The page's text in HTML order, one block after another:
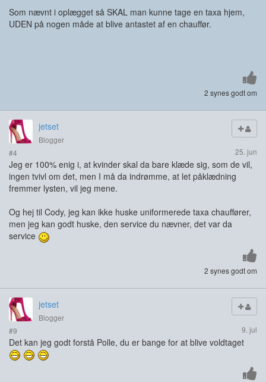
Som nævnt i oplægget så SKAL man kunne tage en taxa hjem,
UDEN på nogen måde at blive antastet af en chauffør.
2 synes godt om
jetset
Blogger
#4
25. jun
Jeg er 100% enig i, at kvinder skal da bare klæde sig, som de vil,
ingen tvivl om det, men I må da indrømme, at let påklædning
fremmer lysten, vil jeg mene.
Og hej til Cody, jeg kan ikke huske uniformerede taxa chauffører,
men jeg kan godt huske, den service du nævner, det var da
service
2 synes godt om
jetset
Blogger
#9
9. jul
Det kan jeg godt forstå Polle, du er bange for at blive voldtaget